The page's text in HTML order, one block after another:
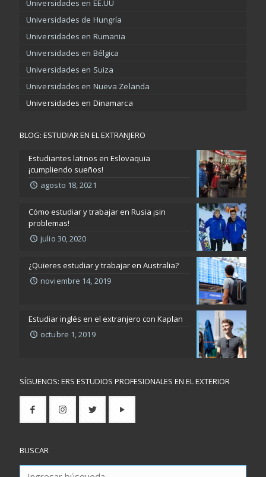
Universidades en EE.UU
Universidades de Hungría
Universidades en Rumania
Universidades en Bélgica
Universidades en Suiza
Universidades en Nueva Zelanda
Universidades en Dinamarca
BLOG: ESTUDIAR EN EL EXTRANJERO
Estudiantes latinos en Eslovaquia
¡cumpliendo sueños!
agosto 18, 2021
Cómo estudiar y trabajar en Rusia ¡sin
problemas!
julio 30, 2020
¿Quieres estudiar y trabajar en Australia?
noviembre 14, 2019
Estudiar inglés en el extranjero con Kaplan
octubre 1, 2019
SÍGUENOS: ERS ESTUDIOS PROFESIONALES EN EL EXTERIOR
BUSCAR